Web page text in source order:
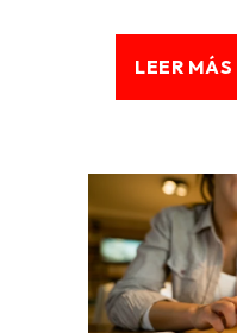
LEER MÁS